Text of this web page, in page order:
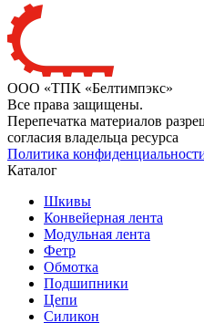
ООО «ТПК «Белтимпэкс»
Все права защищены.
Перепечатка материалов
согласия владельца ресурса
Политика
Каталог
Шкивы
Конвейерная лента
Модульная лента
Фетр
Обмотка
Подшипники
Цепи
Силикон